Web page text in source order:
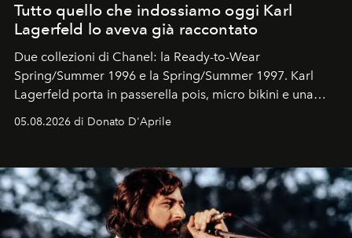
Tutto quello che indossiamo oggi Karl
Lagerfeld lo aveva già raccontato
Due collezioni di Chanel: la Ready-to-Wear
Spring/Summer 1996 e la Spring/Summer 1997. Karl
Lagerfeld porta in passerella pois, micro bikini e una
logomania pensata per la spiaggia
Kate, Claudia e Carla una dietro l'altra. Trent'anni dopo,
uno dei documenti più contemporanei che abbiamo.
05.08.2026 di Donato D'Aprile